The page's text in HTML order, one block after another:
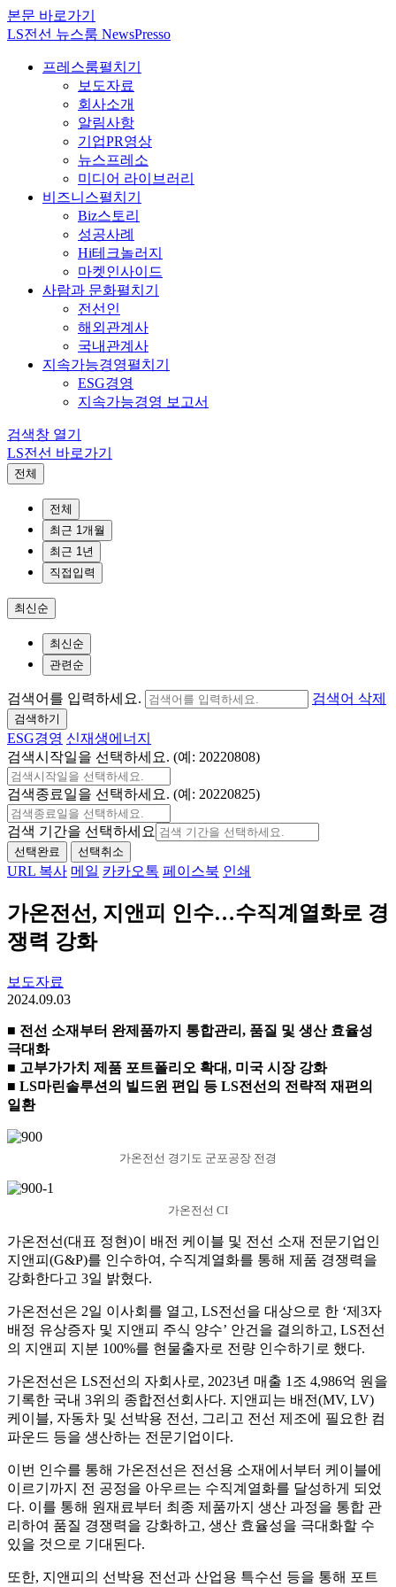
본문 바로가기
LS전선 뉴스룸 NewsPresso
프레스룸펼치기
보도자료
회사소개
알림사항
기업PR영상
뉴스프레소
미디어 라이브러리
비즈니스펼치기
Biz스토리
성공사례
Hi테크놀러지
마켓인사이드
사람과 문화펼치기
전선인
해외관계사
국내관계사
지속가능경영펼치기
ESG경영
지속가능경영 보고서
검색창 열기
LS전선 바로가기
전체
전체
최근 1개월
최근 1년
직접입력
최신순
최신순
관련순
검색어를 입력하세요. 검색어 삭제
검색하기
ESG경영 신재생에너지
검색시작일을 선택하세요. (예: 20220808)
검색종료일을 선택하세요. (예: 20220825)
검색 기간을 선택하세요
선택완료 선택취소
URL 복사 메일 카카오톡 페이스북 인쇄
가온전선, 지앤피 인수…수직계열화로 경
쟁력 강화
보도자료
2024.09.03
■ 전선 소재부터 완제품까지 통합관리, 품질 및 생산 효율성
극대화
■ 고부가가치 제품 포트폴리오 확대, 미국 시장 강화
■ LS마린솔루션의 빌드윈 편입 등 LS전선의 전략적 재편의
일환
가온전선 경기도 군포공장 전경
가온전선 CI
가온전선(대표 정현)이 배전 케이블 및 전선 소재 전문기업인
지앤피(G&P)를 인수하여, 수직계열화를 통해 제품 경쟁력을
강화한다고 3일 밝혔다.
가온전선은 2일 이사회를 열고, LS전선을 대상으로 한 ‘제3자
배정 유상증자 및 지앤피 주식 양수’ 안건을 결의하고, LS전선
의 지앤피 지분 100%를 현물출자로 전량 인수하기로 했다.
가온전선은 LS전선의 자회사로, 2023년 매출 1조 4,986억 원을
기록한 국내 3위의 종합전선회사다. 지앤피는 배전(MV, LV)
케이블, 자동차 및 선박용 전선, 그리고 전선 제조에 필요한 컴
파운드 등을 생산하는 전문기업이다.
이번 인수를 통해 가온전선은 전선용 소재에서부터 케이블에
이르기까지 전 공정을 아우르는 수직계열화를 달성하게 되었
다. 이를 통해 원재료부터 최종 제품까지 생산 과정을 통합 관
리하여 품질 경쟁력을 강화하고, 생산 효율성을 극대화할 수
있을 것으로 기대된다.
또한, 지앤피의 선박용 전선과 산업용 특수선 등을 통해 포트